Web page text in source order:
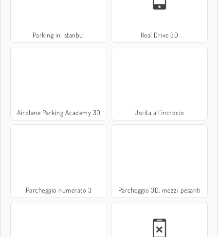
Parking in Istanbul Real Drive 3D
Airplane Parking Academy 3D Uscita all'incrocio
Parcheggio numerato 3 Parcheggio 3D: mezzi pesanti